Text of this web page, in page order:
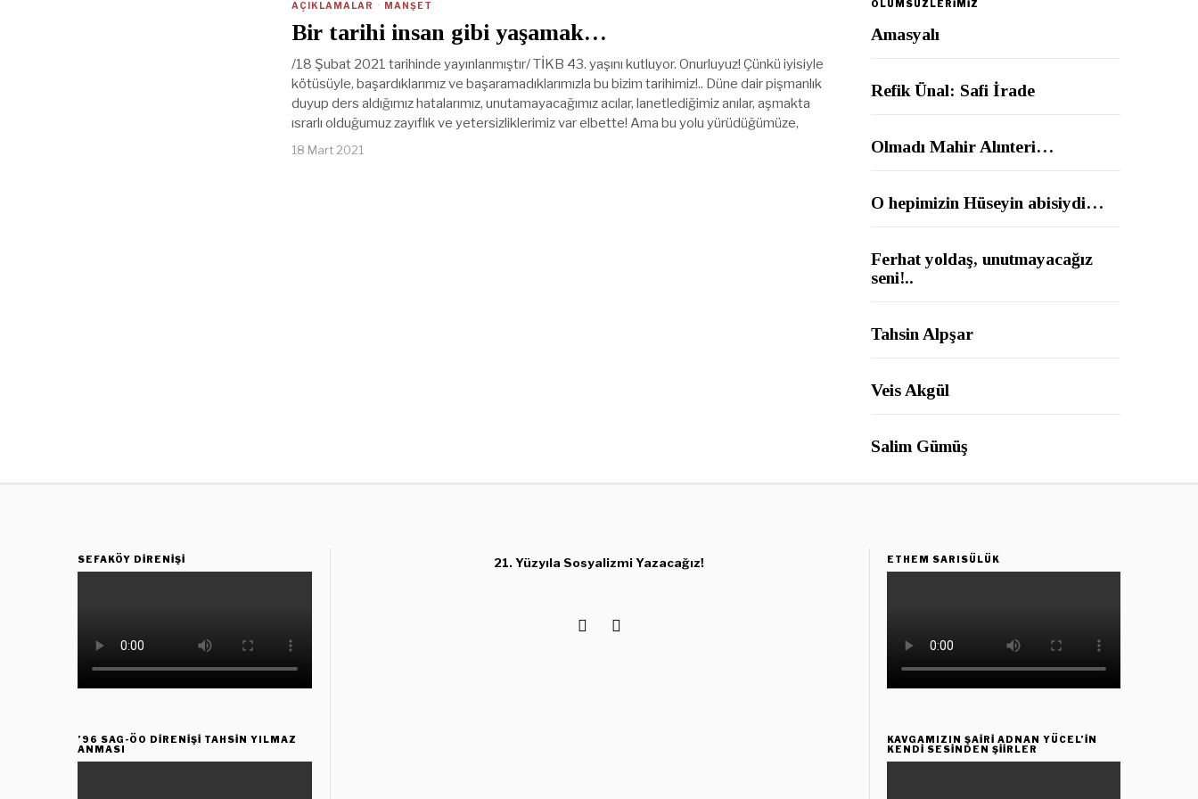
AÇIKLAMALAR · MANŞET
Bir tarihi insan gibi yaşamak…
/18 Şubat 2021 tarihinde yayınlanmıştır/ TİKB 43. yaşını kutluyor. Onurluyuz! Çünkü iyisiyle
kötüsüyle, başardıklarımız ve başaramadıklarımızla bu bizim tarihimiz!.. Düne dair pişmanlık
duyup ders aldığımız hatalarımız, unutamayacağımız acılar, lanetlediğimiz anılar, aşmakta
ısrarlı olduğumuz zayıflık ve yetersizliklerimiz var elbette! Ama bu yolu yürüdüğümüze,
18 Mart 2021
ÖLÜMSÜZLERİMİZ
Amasyalı
Refik Ünal: Safi İrade
Olmadı Mahir Alınteri…
O hepimizin Hüseyin abisiydi…
Ferhat yoldaş, unutmayacağız
seni!..
Tahsin Alpşar
Veis Akgül
Salim Gümüş
SEFAKÖY DIRENIŞI
’96 SAG-ÖO DİRENİŞİ TAHSİN YILMAZ
ANMASI
21. Yüzyıla Sosyalizmi Yazacağız! ETHEM SARISÜLÜK
KAVGAMIZIN ŞAIRI ADNAN YÜCEL’IN
KENDI SESINDEN ŞIIRLER